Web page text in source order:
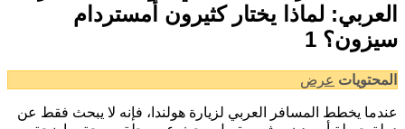
المحتويات عرض
عندما يخطط المسافر العربي لزيارة هولندا، فإنه لا يبحث فقط عن